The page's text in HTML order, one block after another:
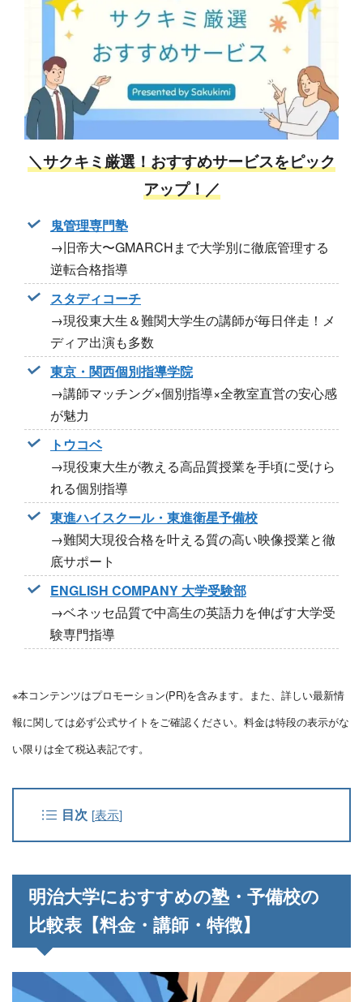
＼サクキミ厳選！おすすめサービスをピック
アップ！／
鬼管理専門塾
→旧帝大〜GMARCHまで大学別に徹底管理する
逆転合格指導
スタディコーチ
→現役東大生＆難関大学生の講師が毎日伴走！メ
ディア出演も多数
東京・関西個別指導学院
→講師マッチング×個別指導×全教室直営の安心感
が魅力
トウコベ
→現役東大生が教える高品質授業を手頃に受けら
れる個別指導
東進ハイスクール・東進衛星予備校
→難関大現役合格を叶える質の高い映像授業と徹
底サポート
ENGLISH COMPANY 大学受験部
→ベネッセ品質で中高生の英語力を伸ばす大学受
験専門指導
※本コンテンツはプロモーション(PR)を含みます。また、詳しい最新情
報に関しては必ず公式サイトをご確認ください。料金は特段の表示がな
い限りは全て税込表記です。
目次 [表示]
明治大学におすすめの塾・予備校の
比較表【料金・講師・特徴】